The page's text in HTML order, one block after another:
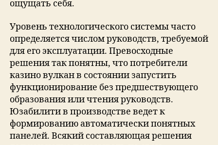
ощущать себя.
Уровень технологического системы часто
определяется числом руководств, требуемой
для его эксплуатации. Превосходные
решения так понятны, что потребители
казино вулкан в состоянии запустить
функционирование без предшествующего
образования или чтения руководств.
Юзабилити в производстве ведет к
формированию автоматически понятных
панелей. Всякий составляющая решения